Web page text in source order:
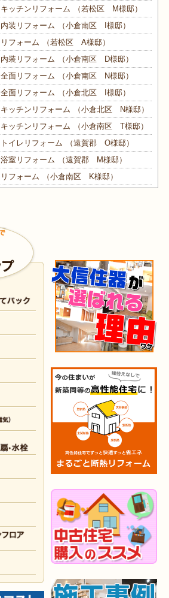
キッチン リフォーム
（若松区 M様邸）
内装 リフォーム
（小倉南区 I様邸）
リフォーム
（若松区 A様邸）
内装 リフォーム
（小倉南区 D様邸）
全面 リフォーム
（小倉南区 N様邸）
全面 リフォーム
（小倉北区 I様邸）
キッチン リフォーム
（小倉北区 N様邸）
キッチン リフォーム
（小倉南区 T様邸）
トイレ リフォーム
（遠賀郡 O様邸）
浴室 リフォーム
（遠賀郡 M様邸）
リフォーム
（小倉南区 K様邸）
浴室 リフォーム
リフォーム
内装リフォーム （小倉北区 I様邸）
リフォーム （小倉北区 S様邸）
浴室 リフォーム
（八幡東区 N様邸）
（八幡西区 T様邸）
リフォーム （戸畑区 T様邸）
浴室リフォーム
リフォーム （小倉南区 Y様邸）
リフォーム （小倉南区 K様邸）
浴室リフォーム
（小倉南区 F様邸）
浴室 リフォーム （戸畑区 H様邸）
（小倉南区 O様邸）
内装リフォーム
（門司区 N様邸）
リフォーム （八幡西区 M様邸）
リフォーム （門司区 S様邸）
リフォーム
全面リフォーム
（小倉南区 Y様邸）
内装リフォーム
（小倉北区 T様邸）